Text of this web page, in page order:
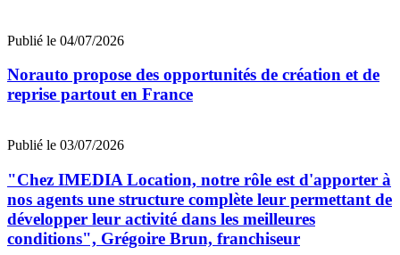
Publié le 04/07/2026
Norauto propose des opportunités de création et de
reprise partout en France
Publié le 03/07/2026
"Chez IMEDIA Location, notre rôle est d'apporter à
nos agents une structure complète leur permettant de
développer leur activité dans les meilleures
conditions", Grégoire Brun, franchiseur